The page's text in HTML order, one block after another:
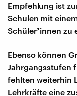
Empfehlung ist
Schulen mit
Schüler*innen zu
Ebenso können
Jahrgangsstufen
fehlten weiterhin
Lehrkräfte eine